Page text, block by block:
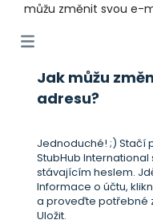
můžu změnit svou e-
Jak můžu
adresu?
Jednoduché! ;) Stačí
StubHub
stávajícím heslem.
Informace o účtu,
a proveďte potřebné
Uložit.